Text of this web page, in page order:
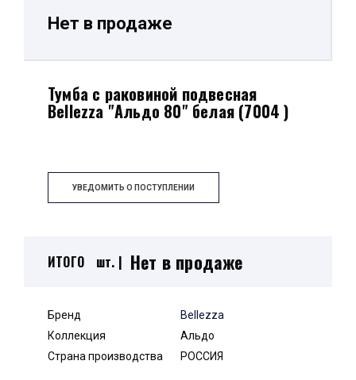
Нет в продаже
Тумба с раковиной подвесная
Bellezza "Альдо 80" белая (7004 )
УВЕДОМИТЬ О ПОСТУПЛЕНИИ
ИТОГО шт. | Нет в продаже
Бренд
Bellezza
Коллекция
Альдо
Страна производства
РОССИЯ